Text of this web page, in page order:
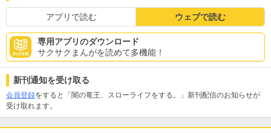
アプリで読む ウェブで読む
専用アプリのダウンロード
サクサクまんがを読めて多機能！
新刊通知を受け取る
会員登録をすると「闇の竜王、スローライフをする。」新刊配信のお知らせが
受け取れます。